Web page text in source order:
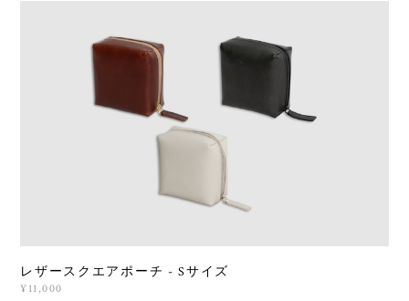
レザースクエアポーチ - Sサイズ
¥11,000